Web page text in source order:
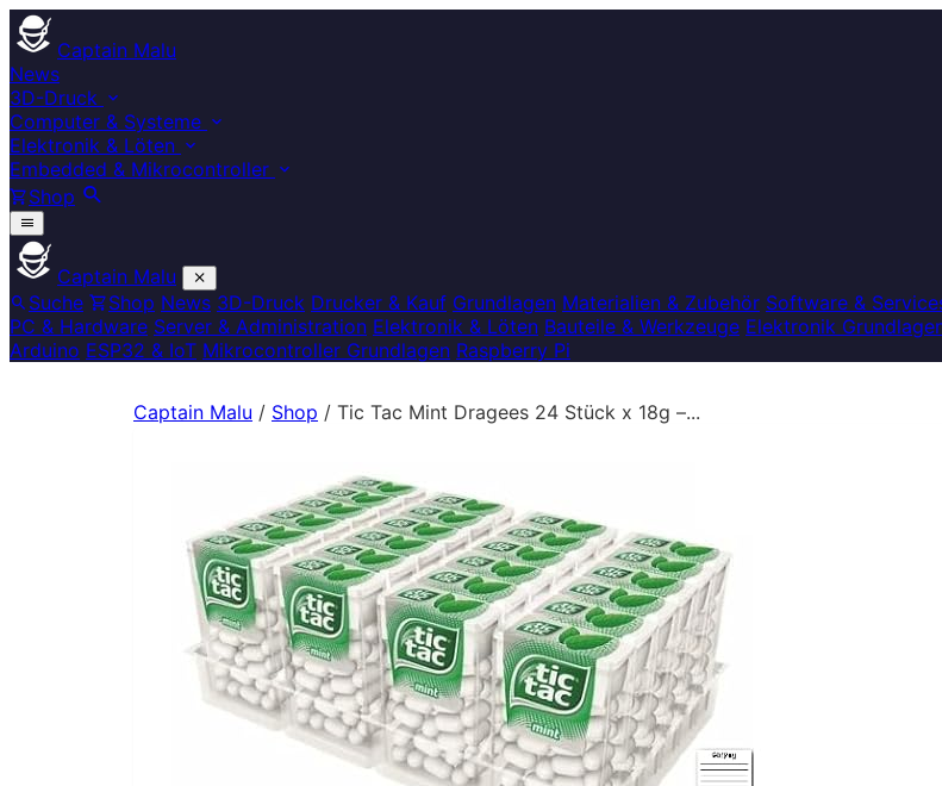
Captain Malu
News
3D-Druck
Computer & Systeme
Elektronik & Löten
Embedded & Mikrocontroller
Shop
Captain Malu
Suche
Shop News 3D-Druck Drucker & Kauf Grundlagen Materialien & Zubehör Software &
PC & Hardware Server & Administration Elektronik & Löten Bauteile & Werkzeuge Elektronik
Arduino ESP32 & IoT Mikrocontroller Grundlagen Raspberry Pi
Captain Malu / Shop / Tic Tac Mint Dragees 24 Stück x 18g –...